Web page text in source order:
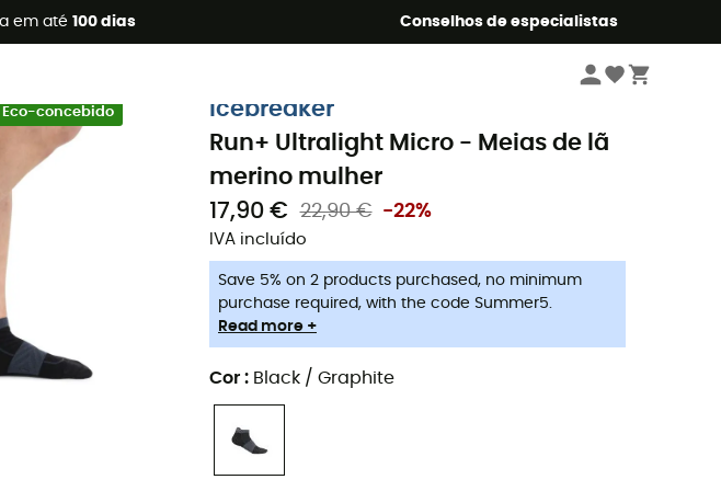
em até 100 dias Conselhos de especialistas
2 produtos* com o código Summer5
Eco-concebido
icebreaker
Run+ Ultralight Micro - Meias de lã
merino mulher
17,90 €
22,90 € -22%
IVA incluído
Save 5% on 2 products purchased, no minimum
purchase required, with the code Summer5.
Read more +
Cor : Black / Graphite